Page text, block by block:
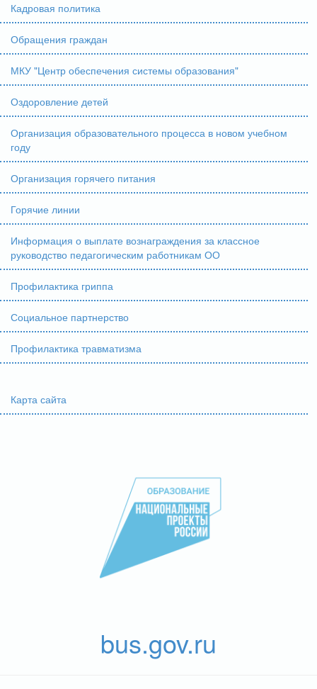
Кадровая политика
Обращения граждан
МКУ "Центр обеспечения системы образования"
Оздоровление детей
Организация образовательного процесса в новом учебном
году
Организация горячего питания
Горячие линии
Информация о выплате вознаграждения за классное
руководство педагогическим работникам ОО
Профилактика гриппа
Социальное партнерство
Профилактика травматизма
Карта сайта
bus.gov.ru